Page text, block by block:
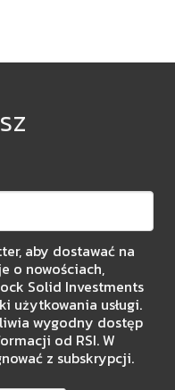
aby dostawać na
o nowościach,
Solid Investments
użytkowania usługi.
wygodny dostęp
od RSI. W
z subskrypcji.